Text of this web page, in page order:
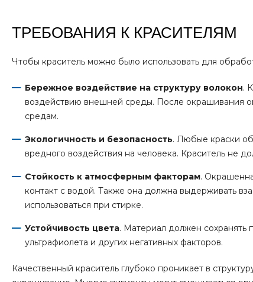
ТРЕБОВАНИЯ К КРАСИТЕЛЯМ
Чтобы краситель можно было использовать для
Бережное воздействие на структуру волокон.
воздействию внешней среды. После окрашивания
средам.
Экологичность и безопасность. Любые краски
вредного воздействия на человека. Краситель не
Стойкость к атмосферным факторам.
контакт с водой. Также она должна выдерживать
использоваться при стирке.
Устойчивость цвета. Материал должен сохранять
ультрафиолета и других негативных факторов.
Качественный краситель глубоко проникает в